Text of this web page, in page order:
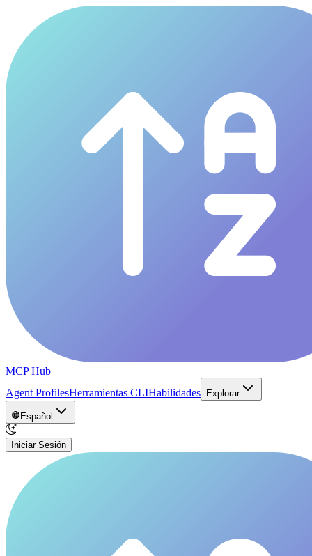
MCP Hub
Agent ProfilesHerramientas CLIHabilidades Explorar
Español
Iniciar Sesión